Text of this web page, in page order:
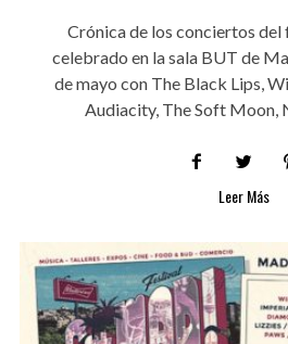
Crónica de los conciertos
celebrado en la sala BUT de
de mayo con The Black Lips,
Audiacity, The Soft Moon,
Leer Más